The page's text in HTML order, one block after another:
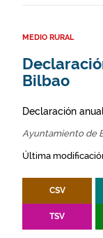
MEDIO RURAL
Bilbao
Declaración
Ayuntamiento de
Última
CSV
TSV